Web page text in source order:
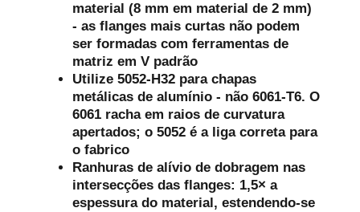
material (8 mm em material de 2 mm)
- as flanges mais curtas não podem
ser formadas com ferramentas de
matriz em V padrão
Utilize 5052-H32 para chapas
metálicas de alumínio - não 6061-T6. O
6061 racha em raios de curvatura
apertados; o 5052 é a liga correta para
o fabrico
Ranhuras de alívio de dobragem nas
intersecções das flanges: 1,5× a
espessura do material, estendendo-se